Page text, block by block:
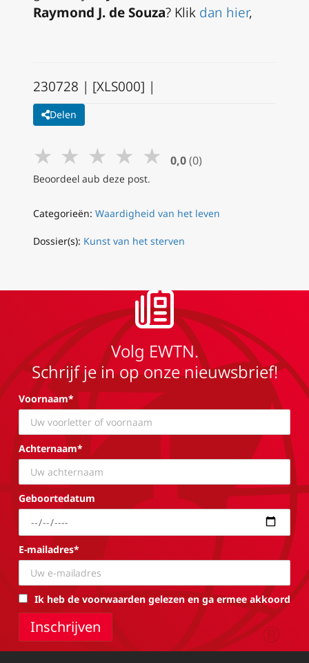
Raymond J. de Souza? Klik dan hier,
230728 | [XLS000] |
Delen
★ ★ ★ ★ ★ 0,0 (0)
Beoordeel aub deze post.
Categorieën: Waardigheid van het leven
Dossier(s): Kunst van het sterven
Volg EWTN.
Schrijf je in op onze nieuwsbrief!
Voornaam*
Achternaam*
Geboortedatum
E-mailadres*
Ik heb de voorwaarden gelezen en ga ermee akkoord